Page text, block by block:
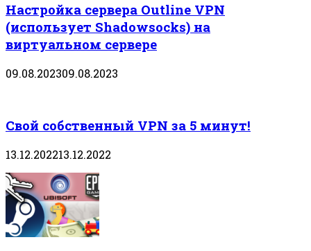
Настройка сервера Outline VPN
(использует Shadowsocks) на
виртуальном сервере
09.08.202309.08.2023
Свой собственный VPN за 5 минут!
13.12.202213.12.2022